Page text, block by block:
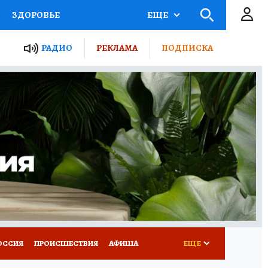
ЗДОРОВЬЕ
РОССИИ
ПУТЕВОДИТЕЛЬ
ТУРИЗМ
ПОТРЕБИТЕЛЯ ВСЕ О КП
ЕЩЕ
РАДИО РЕКЛАМА ПОДПИСКА
ПРОИСШЕСТВИЯ АФИША ЕЩЕ